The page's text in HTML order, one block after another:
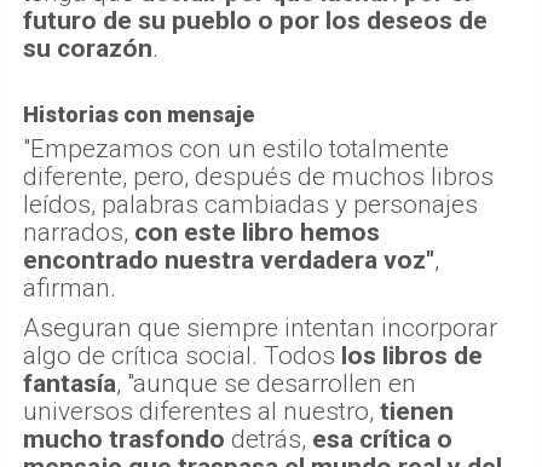
futuro de su pueblo o por los deseos de
su corazón.
Historias con mensaje
"Empezamos con un estilo totalmente
diferente, pero, después de muchos libros
leídos, palabras cambiadas y personajes
narrados, con este libro hemos
encontrado nuestra verdadera voz",
afirman.
Aseguran que siempre intentan incorporar
algo de crítica social. Todos los libros de
fantasía, "aunque se desarrollen en
universos diferentes al nuestro, tienen
mucho trasfondo detrás, esa crítica o